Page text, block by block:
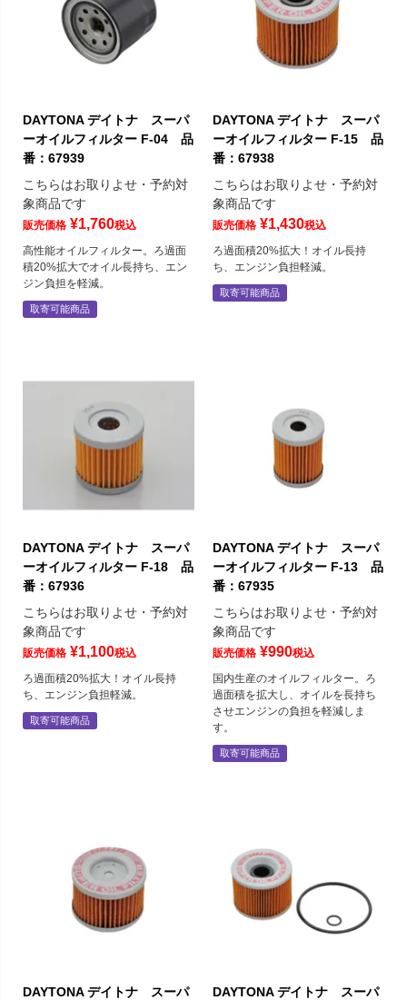
DAYTONA デイトナ スーパ
ーオイルフィルター F-04 品
番：67939
こちらはお取りよせ・予約対
象商品です
販売価格 ¥1,760税込
高性能オイルフィルター。ろ過面
積20%拡大でオイル長持ち、エン
ジン負担を軽減。
取寄可能商品
DAYTONA デイトナ スーパ
ーオイルフィルター F-15 品
番：67938
こちらはお取りよせ・予約対
象商品です
販売価格 ¥1,430税込
ろ過面積20%拡大！オイル長持
ち、エンジン負担軽減。
取寄可能商品
DAYTONA デイトナ スーパ
ーオイルフィルター F-18 品
番：67936
こちらはお取りよせ・予約対
象商品です
販売価格 ¥1,100税込
ろ過面積20%拡大！オイル長持
ち、エンジン負担軽減。
取寄可能商品
DAYTONA デイトナ スーパ
ーオイルフィルター F-13 品
番：67935
こちらはお取りよせ・予約対
象商品です
販売価格 ¥990税込
国内生産のオイルフィルター。ろ
過面積を拡大し、オイルを長持ち
させエンジンの負担を軽減しま
す。
取寄可能商品
DAYTONA デイトナ スーパ
DAYTONA デイトナ スーパ